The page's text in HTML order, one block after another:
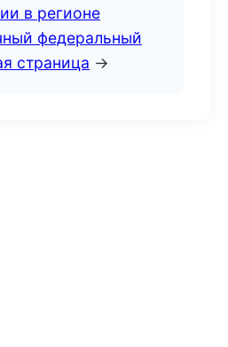
в регионе
федеральный
страница →